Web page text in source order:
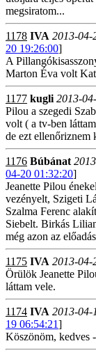
megsiratom...
1178 IVA 2013-04-
20 19:26:00]
A
Marton Éva volt
1177 kugli 2013-
Pilou a szegedi
volt ( a tv-ben
de ezt ellenőriznem
1176 Búbánat
04-20 01:32:20]
Jeanette Pilou
vezényelt, Szigeti
Szalma Ferenc
Siebelt. Birkás
még azon az
1175 IVA 2013-04-
Örülök Jeanette
láttam vele.
1174 IVA 2013-04-
19 06:54:21]
Köszönöm, kedves